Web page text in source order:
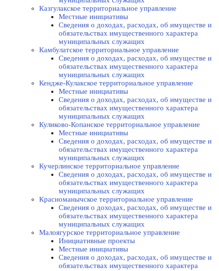
Казгулакское территориальное управление
Местные инициативы
Сведения о доходах, расходах, об имуществе и
обязательствах имущественного характера
муниципальных служащих
Камбулатское территориальное управление
Сведения о доходах, расходах, об имуществе и
обязательствах имущественного характера
муниципальных служащих
Кендже-Кулакское территориальное управление
Местные инициативы
Сведения о доходах, расходах, об имуществе и
обязательствах имущественного характера
муниципальных служащих
Куликово-Копанское территориальное управление
Местные инициативы
Сведения о доходах, расходах, об имуществе и
обязательствах имущественного характера
муниципальных служащих
Кучерлинское территориальное управление
Сведения о доходах, расходах, об имуществе и
обязательствах имущественного характера
муниципальных служащих
Красноманычское территориальное управление
Сведения о доходах, расходах, об имуществе и
обязательствах имущественного характера
муниципальных служащих
Малоягурское территориальное управление
Инициативные проекты
Местные инициативы
Сведения о доходах, расходах, об имуществе и
обязательствах имущественного характера